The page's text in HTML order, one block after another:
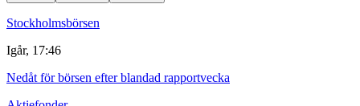
Stockholmsbörsen
Igår, 17:46
Nedåt för börsen efter blandad rapportvecka